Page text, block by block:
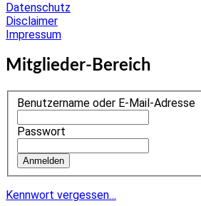
Datenschutz
Disclaimer
Impressum
Mitglieder-Bereich
Benutzername oder E-Mail-Adresse
Passwort
Kennwort vergessen…